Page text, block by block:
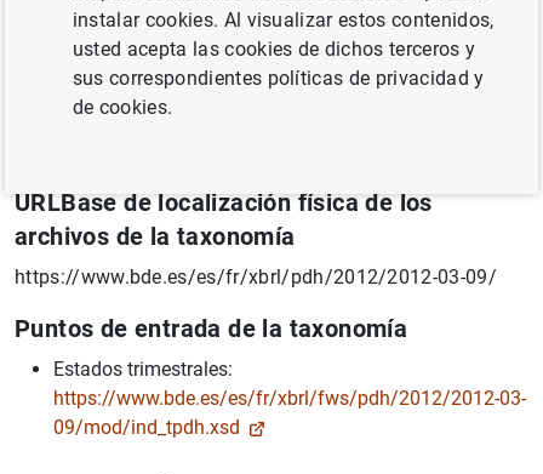
2012-03-09
Versión de la especificación
XBRL 2.1 / XBRL Dimensions 1.0 / XBRL Formula
URLBase de localización física de los
archivos de la taxonomía
https://www.bde.es/es/fr/xbrl/pdh/2012/2012-03-09/
Puntos de entrada de la taxonomía
Estados trimestrales:
https://www.bde.es/es/fr/xbrl/fws/pdh/2012/2012-03-
09/mod/ind_tpdh.xsd
instalar cookies. Al visualizar estos contenidos,
usted acepta las cookies de dichos terceros y
sus correspondientes políticas de privacidad y
de cookies.